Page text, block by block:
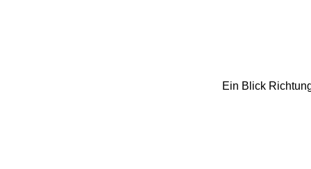
Ein Blick